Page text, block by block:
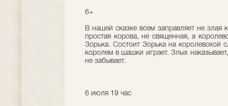
6+
В нашей сказке всем заправляет не
простая корова, не священная, а
Зорька. Состоит Зорька на королевской
королем в шашки играет. Злых
не забывает.
6 июля 19 час